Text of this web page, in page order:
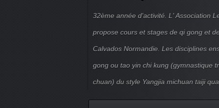
32ème année d'activité. L' Association
propose cours et stages de qi gong et
Calvados Normandie. Les disciplines
gong ou tao yin chi kung (gymnastique
chuan) du style Yangjia michuan taiji